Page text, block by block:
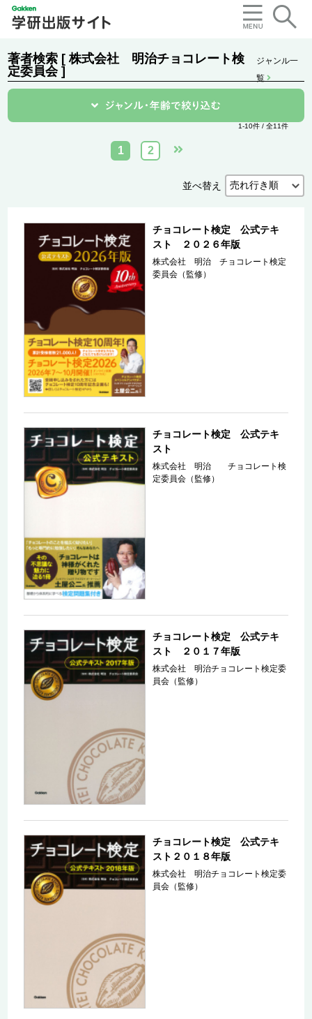
著者検索 [ 株式会社 明治チョコレート検
定委員会 ]
ジャンル一
覧
1-10件 / 全11件
1 2
並べ替え
チョコレート検定 公式テキ
スト ２０２６年版
株式会社 明治 チョコレート検定
委員会（監修）
チョコレート検定 公式テキ
スト
株式会社 明治 チョコレート検
定委員会（監修）
チョコレート検定 公式テキ
スト ２０１７年版
株式会社 明治チョコレート検定委
員会（監修）
チョコレート検定 公式テキ
スト２０１８年版
株式会社 明治チョコレート検定委
員会（監修）